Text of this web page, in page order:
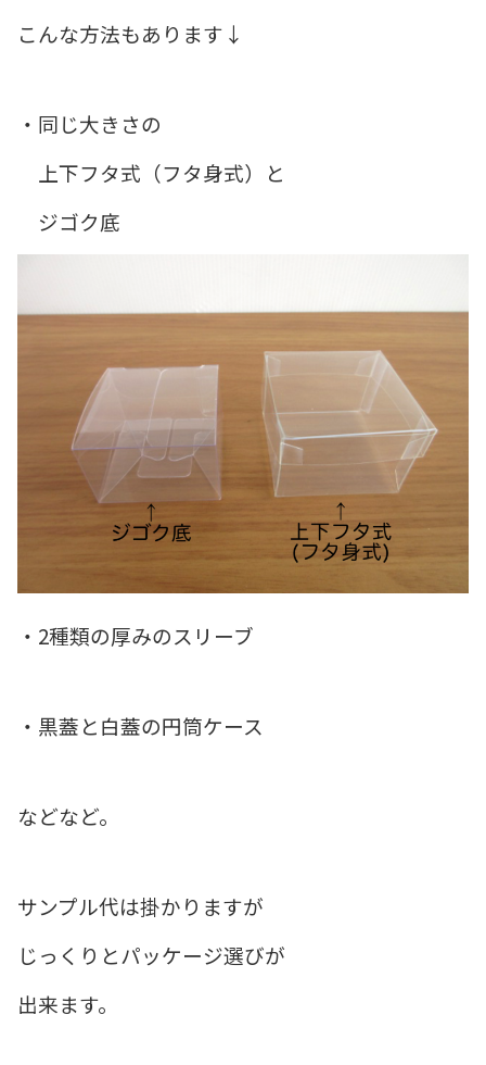
こんな方法もあります↓
・同じ大きさの
上下フタ式（フタ身式）と
ジゴク底
・2種類の厚みのスリーブ
・黒蓋と白蓋の円筒ケース
などなど。
サンプル代は掛かりますが
じっくりとパッケージ選びが
出来ます。